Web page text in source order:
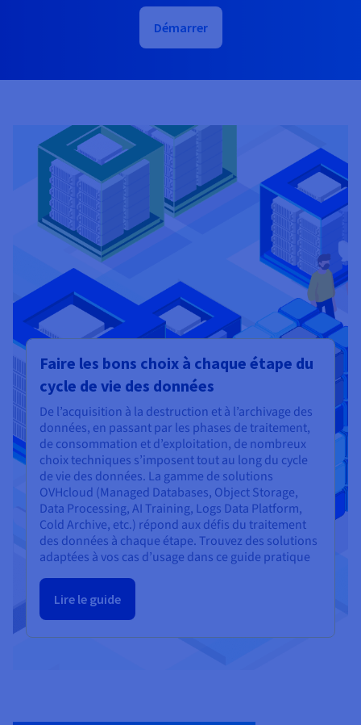
Démarrer
Faire les bons choix à chaque étape du
cycle de vie des données
De l’acquisition à la destruction et à l’archivage des
données, en passant par les phases de traitement,
de consommation et d’exploitation, de nombreux
choix techniques s’imposent tout au long du cycle
de vie des données. La gamme de solutions
OVHcloud (Managed Databases, Object Storage,
Data Processing, AI Training, Logs Data Platform,
Cold Archive, etc.) répond aux défis du traitement
des données à chaque étape. Trouvez des solutions
adaptées à vos cas d’usage dans ce guide pratique
Lire le guide